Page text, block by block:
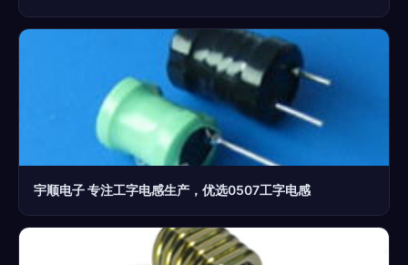
宇顺电子 专注工字电感生产，优选0507工字电感